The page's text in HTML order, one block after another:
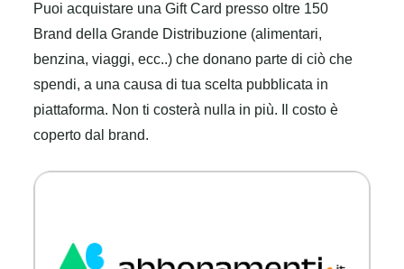
Puoi acquistare una Gift Card presso oltre 150
Brand della Grande Distribuzione (alimentari,
benzina, viaggi, ecc..) che donano parte di ciò che
spendi, a una causa di tua scelta pubblicata in
piattaforma. Non ti costerà nulla in più. Il costo è
coperto dal brand.